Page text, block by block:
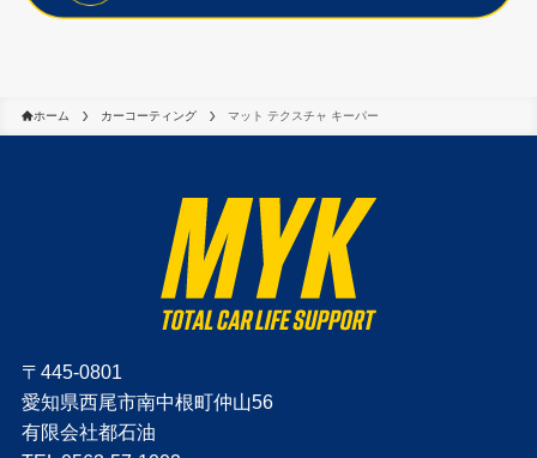
ホーム カーコーティング マット テクスチャ キーパー
〒445-0801
愛知県西尾市南中根町仲山56
有限会社都石油